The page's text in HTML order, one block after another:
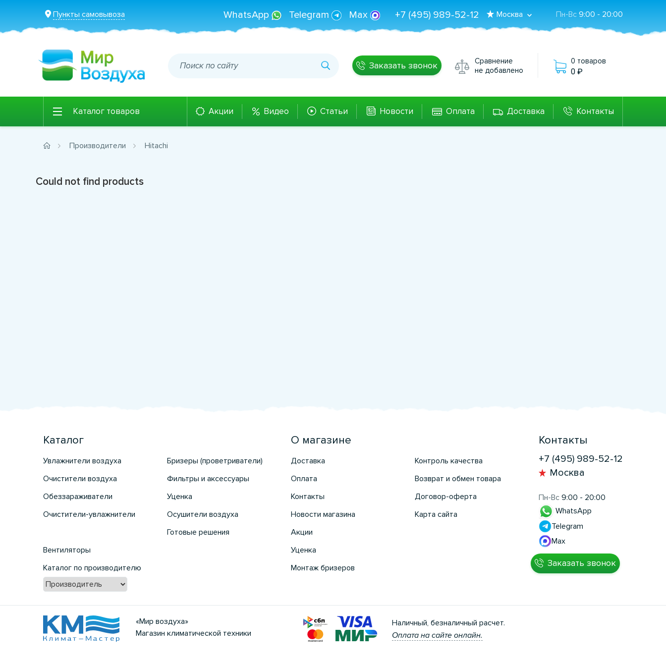
Пункты самовывоза Пн-Вс 9:00 - 20:00
Москва
+7 (495) 989-52-12
WhatsApp Telegram Max
Заказать звонок
Сравнение
не добавлено
0 товаров
0
Каталог товаров Акции Видео Статьи Новости Оплата Доставка Контакты
Производители Hitachi
Could not find products
Каталог
Увлажнители воздуха
Очистители воздуха
Обеззараживатели
Очистители-увлажнители
Бризеры (проветриватели)
Фильтры и аксессуары
Уценка
Осушители воздуха
Готовые решения
Вентиляторы
Каталог по производителю
О магазине
Доставка
Оплата
Контакты
Новости магазина
Акции
Уценка
Монтаж бризеров
Контроль качества
Возврат и обмен товара
Договор-оферта
Карта сайта
Контакты
+7 (495) 989-52-12
Москва
Пн-Вс 9:00 - 20:00
WhatsApp
Telegram
Max
Заказать звонок
«Мир воздуха»
Магазин климатической техники
Наличный, безналичный расчет.
Оплата на сайте онлайн.